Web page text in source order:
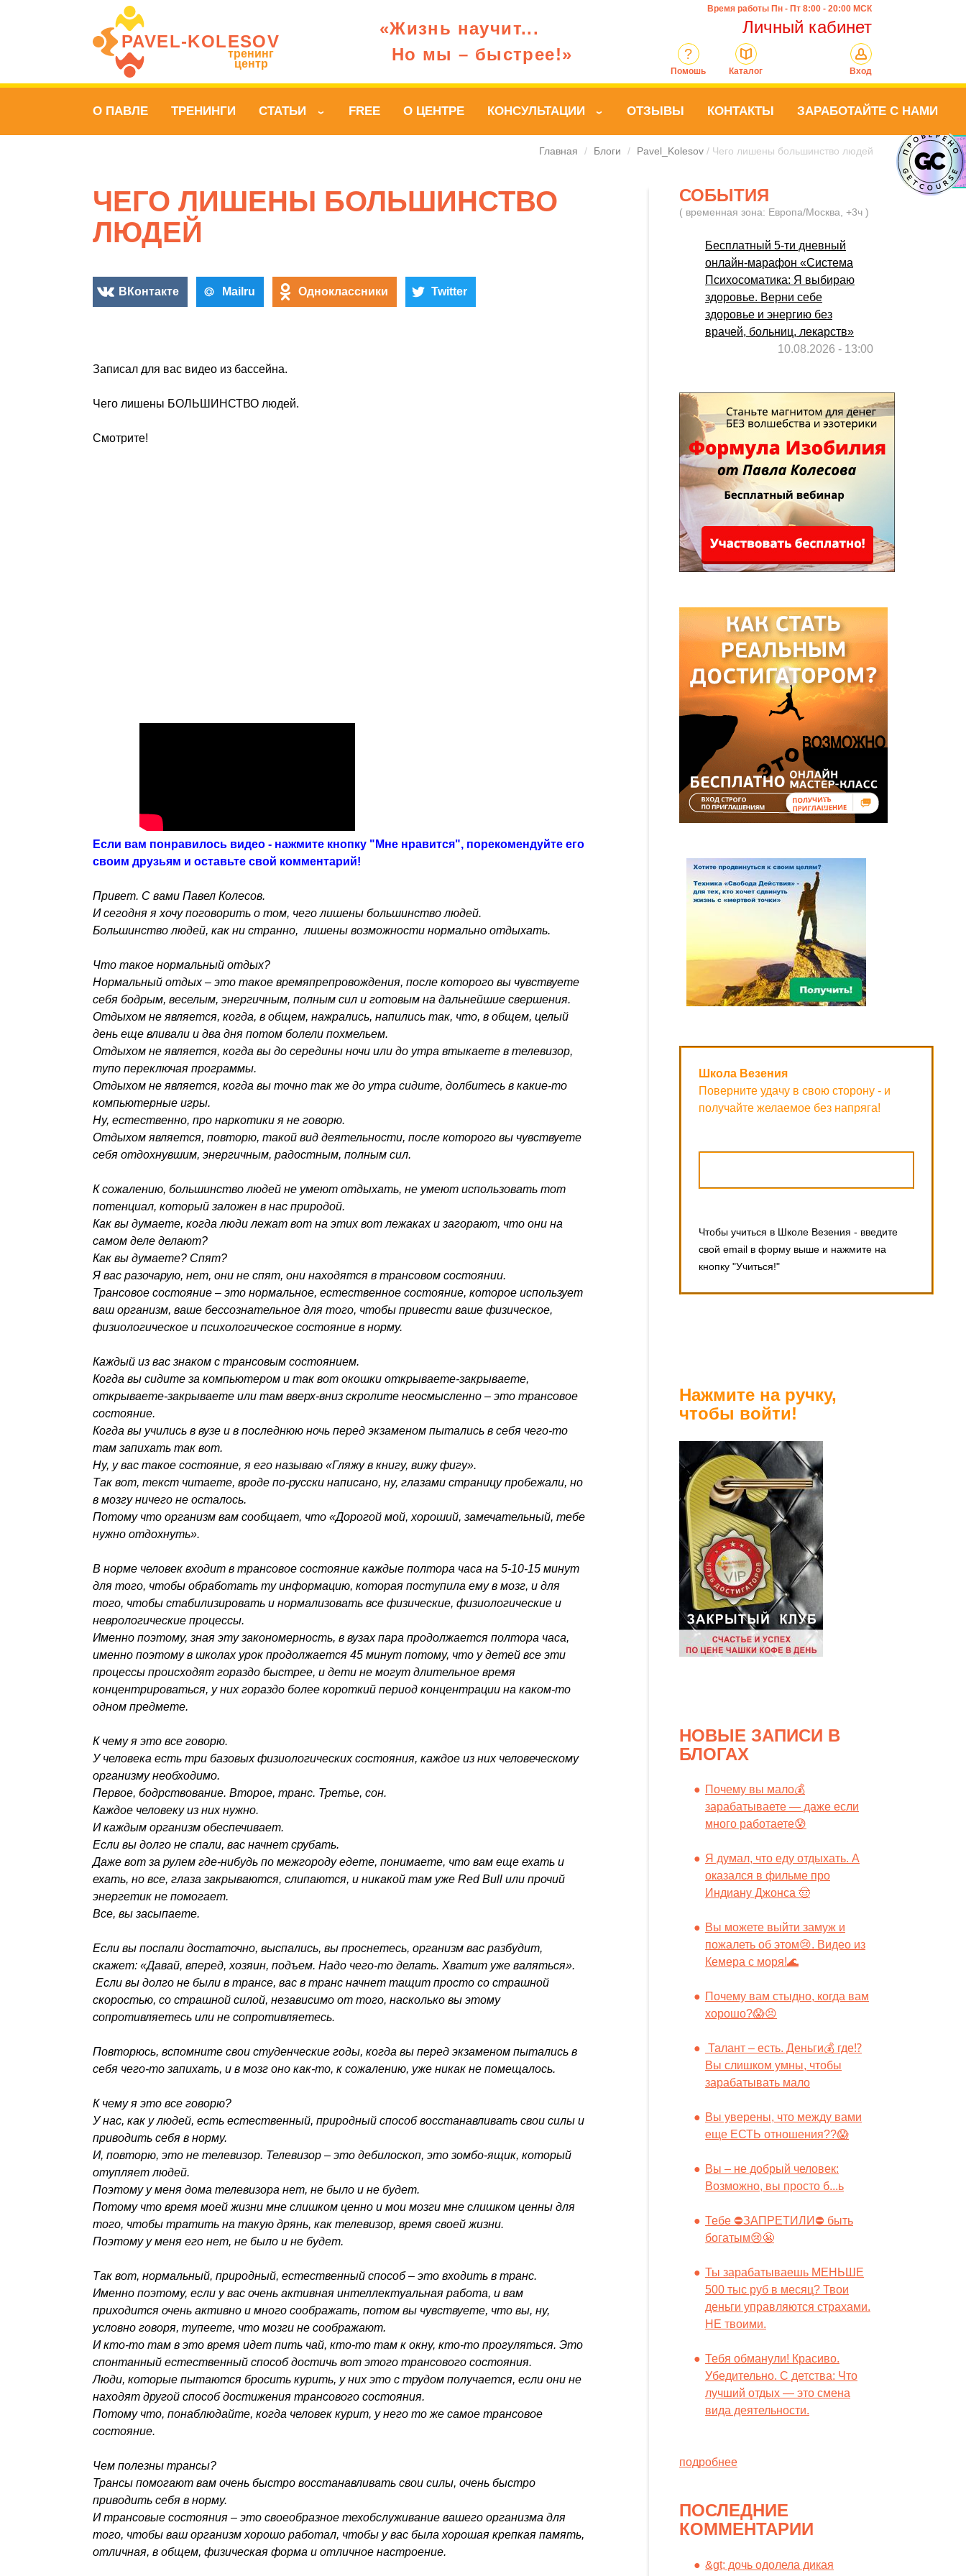
PAVEL‑KOLESOV
тренинг
центр
«Жизнь научит...
Но мы – быстрее!»
Время работы Пн - Пт 8:00 - 20:00 МСК
Личный кабинет
?
Помошь Каталог Вход
О ПАВЛЕ ТРЕНИНГИ СТАТЬИ › FREE О ЦЕНТРЕ КОНСУЛЬТАЦИИ › ОТЗЫВЫ КОНТАКТЫ ЗАРАБОТАЙТЕ С НАМИ
Главная / Блоги / Pavel_Kolesov / Чего лишены большинство людей
ЧЕГО ЛИШЕНЫ БОЛЬШИНСТВО
ЛЮДЕЙ
ВКонтакте Mailru Одноклассники Twitter
Записал для вас видео из бассейна.
Чего лишены БОЛЬШИНСТВО людей.
Смотрите!
Если вам понравилось видео - нажмите кнопку "Мне нравится", порекомендуйте его
своим друзьям и оставьте свой комментарий!
Привет. С вами Павел Колесов.
И сегодня я хочу поговорить о том, чего лишены большинство людей.
Большинство людей, как ни странно, лишены возможности нормально отдыхать.
Что такое нормальный отдых?
Нормальный отдых – это такое времяпрепровождения, после которого вы чувствуете
себя бодрым, веселым, энергичным, полным сил и готовым на дальнейшие свершения.
Отдыхом не является, когда, в общем, нажрались, напились так, что, в общем, целый
день еще вливали и два дня потом болели похмельем.
Отдыхом не является, когда вы до середины ночи или до утра втыкаете в телевизор,
тупо переключая программы.
Отдыхом не является, когда вы точно так же до утра сидите, долбитесь в какие-то
компьютерные игры.
Ну, естественно, про наркотики я не говорю.
Отдыхом является, повторю, такой вид деятельности, после которого вы чувствуете
себя отдохнувшим, энергичным, радостным, полным сил.
К сожалению, большинство людей не умеют отдыхать, не умеют использовать тот
потенциал, который заложен в нас природой.
Как вы думаете, когда люди лежат вот на этих вот лежаках и загорают, что они на
самом деле делают?
Как вы думаете? Спят?
Я вас разочарую, нет, они не спят, они находятся в трансовом состоянии.
Трансовое состояние – это нормальное, естественное состояние, которое использует
ваш организм, ваше бессознательное для того, чтобы привести ваше физическое,
физиологическое и психологическое состояние в норму.
Каждый из вас знаком с трансовым состоянием.
Когда вы сидите за компьютером и так вот окошки открываете-закрываете,
открываете-закрываете или там вверх-вниз скролите неосмысленно – это трансовое
состояние.
Когда вы учились в вузе и в последнюю ночь перед экзаменом пытались в себя чего-то
там запихать так вот.
Ну, у вас такое состояние, я его называю «Гляжу в книгу, вижу фигу».
Так вот, текст читаете, вроде по-русски написано, ну, глазами страницу пробежали, но
в мозгу ничего не осталось.
Потому что организм вам сообщает, что «Дорогой мой, хороший, замечательный, тебе
нужно отдохнуть».
В норме человек входит в трансовое состояние каждые полтора часа на 5-10-15 минут
для того, чтобы обработать ту информацию, которая поступила ему в мозг, и для
того, чтобы стабилизировать и нормализовать все физические, физиологические и
неврологические процессы.
Именно поэтому, зная эту закономерность, в вузах пара продолжается полтора часа,
именно поэтому в школах урок продолжается 45 минут потому, что у детей все эти
процессы происходят гораздо быстрее, и дети не могут длительное время
концентрироваться, у них гораздо более короткий период концентрации на каком-то
одном предмете.
К чему я это все говорю.
У человека есть три базовых физиологических состояния, каждое из них человеческому
организму необходимо.
Первое, бодрствование. Второе, транс. Третье, сон.
Каждое человеку из них нужно.
И каждым организм обеспечивает.
Если вы долго не спали, вас начнет срубать.
Даже вот за рулем где-нибудь по межгороду едете, понимаете, что вам еще ехать и
ехать, но все, глаза закрываются, слипаются, и никакой там уже Red Bull или прочий
энергетик не помогает.
Все, вы засыпаете.
Если вы поспали достаточно, выспались, вы проснетесь, организм вас разбудит,
скажет: «Давай, вперед, хозяин, подъем. Надо чего-то делать. Хватит уже валяться».
Если вы долго не были в трансе, вас в транс начнет тащит просто со страшной
скоростью, со страшной силой, независимо от того, насколько вы этому
сопротивляетесь или не сопротивляетесь.
Повторюсь, вспомните свои студенческие годы, когда вы перед экзаменом пытались в
себя чего-то запихать, и в мозг оно как-то, к сожалению, уже никак не помещалось.
К чему я это все говорю?
У нас, как у людей, есть естественный, природный способ восстанавливать свои силы и
приводить себя в норму.
И, повторю, это не телевизор. Телевизор – это дебилоскоп, это зомбо-ящик, который
отупляет людей.
Поэтому у меня дома телевизора нет, не было и не будет.
Потому что время моей жизни мне слишком ценно и мои мозги мне слишком ценны для
того, чтобы тратить на такую дрянь, как телевизор, время своей жизни.
Поэтому у меня его нет, не было и не будет.
Так вот, нормальный, природный, естественный способ – это входить в транс.
Именно поэтому, если у вас очень активная интеллектуальная работа, и вам
приходится очень активно и много соображать, потом вы чувствуете, что вы, ну,
условно говоря, тупеете, что мозги не соображают.
И кто-то там в это время идет пить чай, кто-то там к окну, кто-то прогуляться. Это
спонтанный естественный способ достичь вот этого трансового состояния.
Люди, которые пытаются бросить курить, у них это с трудом получается, если они не
находят другой способ достижения трансового состояния.
Потому что, понаблюдайте, когда человек курит, у него то же самое трансовое
состояние.
Чем полезны трансы?
Трансы помогают вам очень быстро восстанавливать свои силы, очень быстро
приводить себя в норму.
И трансовые состояния – это своеобразное техобслуживание вашего организма для
того, чтобы ваш организм хорошо работал, чтобы у вас была хорошая крепкая память,
отличная, в общем, физическая форма и отличное настроение.
СОБЫТИЯ
( временная зона: Европа/Москва, +3ч )
Бесплатный 5-ти дневный
онлайн-марафон «Система
Психосоматика: Я выбираю
здоровье. Верни себе
здоровье и энергию без
врачей, больниц, лекарств»
10.08.2026 - 13:00
Школа Везения
Поверните удачу в свою сторону - и
получайте желаемое без напряга!
Чтобы учиться в Школе Везения - введите
свой email в форму выше и нажмите на
кнопку "Учиться!"
Нажмите на ручку,
чтобы войти!
НОВЫЕ ЗАПИСИ В
БЛОГАХ
Почему вы мало💰
зарабатываете — даже если
много работаете😰
Я думал, что еду отдыхать. А
оказался в фильме про
Индиану Джонса 🤠
Вы можете выйти замуж и
пожалеть об этом😢. Видео из
Кемера с моря!🌊
Почему вам стыдно, когда вам
хорошо?😱😣
Талант – есть. Деньги💰 где⁉️
Вы слишком умны, чтобы
зарабатывать мало
Вы уверены, что между вами
еще ЕСТЬ отношения??😱
Вы – не добрый человек:
Возможно, вы просто б...ь
Тебе ⛔️ЗАПРЕТИЛИ⛔️ быть
богатым😢😬
Ты зарабатываешь МЕНЬШЕ
500 тыс руб в месяц? Твои
деньги управляются страхами.
НЕ твоими.
Тебя обманули! Красиво.
Убедительно. С детства: Что
лучший отдых — это смена
вида деятельности.
подробнее
ПОСЛЕДНИЕ
КОММЕНТАРИИ
&gt; дочь одолела дикая